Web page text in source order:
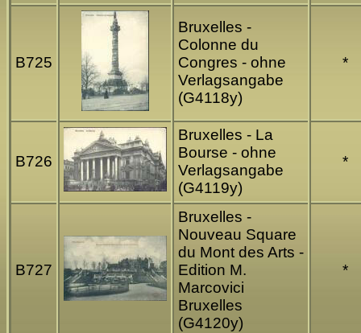
B725
Bruxelles -
Colonne du
Congres - ohne
Verlagsangabe
(G4118y)
*
B726
Bruxelles - La
Bourse - ohne
Verlagsangabe
(G4119y)
*
B727
Bruxelles -
Nouveau Square
du Mont des Arts -
Edition M.
Marcovici
Bruxelles
(G4120y)
*